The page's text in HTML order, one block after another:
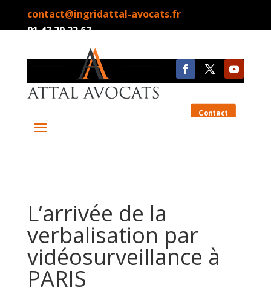
contact@ingridattal-avocats.fr
01.47.20.22.67
Contact
L’arrivée de la
verbalisation par
vidéosurveillance à
PARIS